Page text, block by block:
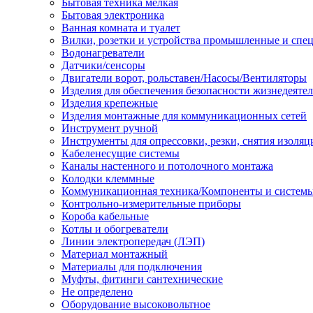
Бытовая техника мелкая
Бытовая электроника
Ванная комната и туалет
Вилки, розетки и устройства промышленные и
Водонагреватели
Датчики/сенсоры
Двигатели ворот, рольставен/Насосы/Вентиляторы
Изделия для обеспечения безопасности
Изделия крепежные
Изделия монтажные для коммуникационных сетей
Инструмент ручной
Инструменты для опрессовки, резки, снятия
Кабеленесущие системы
Каналы настенного и потолочного монтажа
Колодки клеммные
Коммуникационная техника/Компоненты и
Контрольно-измерительные приборы
Короба кабельные
Котлы и обогреватели
Линии электропередач (ЛЭП)
Материал монтажный
Материалы для подключения
Муфты, фитинги сантехнические
Не определено
Оборудование высоковольтное